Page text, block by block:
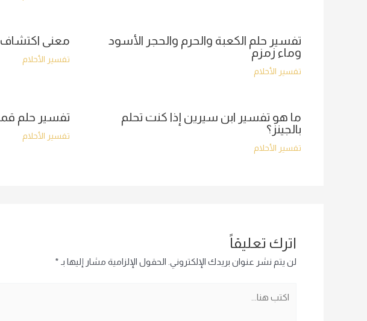
تفسير حلم الكعبة والحرم والحجر الأسود
وماء زمزم
تفسير الأحلام
معنى اكتشاف
تفسير الأحلام
ما هو تفسير ابن سيرين إذا كنت تحلم
بالجينز؟
تفسير الأحلام
تفسير حلم
تفسير الأحلام
اترك تعليقاً
لن يتم نشر عنوان بريدك الإلكتروني. الحقول الإلزامية مشار إليها بـ *
هنا...